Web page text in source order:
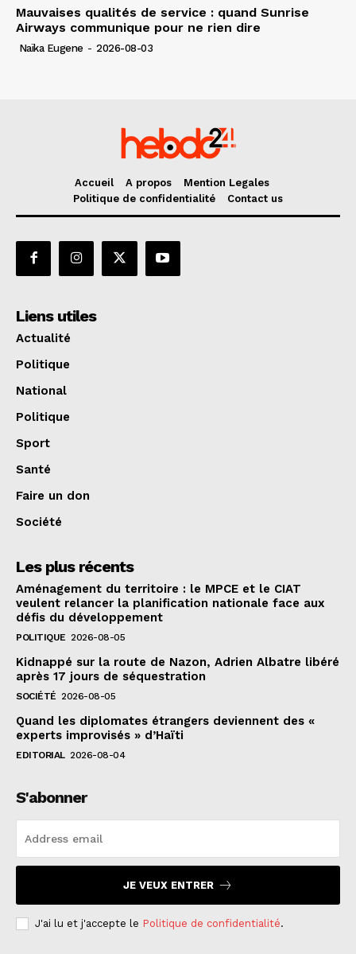
Mauvaises qualités de service : quand Sunrise
Airways communique pour ne rien dire
Naïka Eugene - 2026-08-03
Accueil A propos
Mention Legales
Politique de confidentialité
Contact us
Liens utiles
Actualité
Politique
National
Politique
Sport
Santé
Faire un don
Société
Les plus récents
Aménagement du territoire : le MPCE et le CIAT
veulent relancer la planification nationale face aux
défis du développement
POLITIQUE 2026-08-05
Kidnappé sur la route de Nazon, Adrien Albatre libéré
après 17 jours de séquestration
SOCIÉTÉ 2026-08-05
Quand les diplomates étrangers deviennent des «
experts improvisés » d’Haïti
EDITORIAL 2026-08-04
S'abonner
JE VEUX ENTRER
J'ai lu et j'accepte le Politique de confidentialité.